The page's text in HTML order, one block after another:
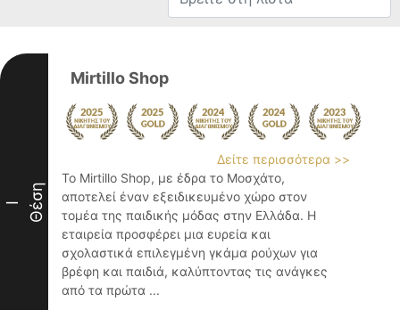
I Θέση
Mirtillo Shop
Δείτε περισσότερα >>
Το Mirtillo Shop, με έδρα το Μοσχάτο,
αποτελεί έναν εξειδικευμένο χώρο στον
τομέα της παιδικής μόδας στην Ελλάδα. Η
εταιρεία προσφέρει μια ευρεία και
σχολαστικά επιλεγμένη γκάμα ρούχων για
βρέφη και παιδιά, καλύπτοντας τις ανάγκες
από τα πρώτα ...